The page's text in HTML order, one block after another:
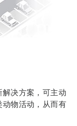
决方案，可主动
物活动，从而有